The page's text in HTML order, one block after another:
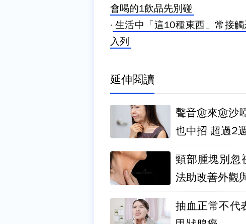
會喝的1飲品先別碰
· 生活中「這10種東西」常接
入列
延伸閱讀
聲音愈來愈沙
也中招 超過2
頸部腫塊別忽
法助改善外觀
抽血正常不代